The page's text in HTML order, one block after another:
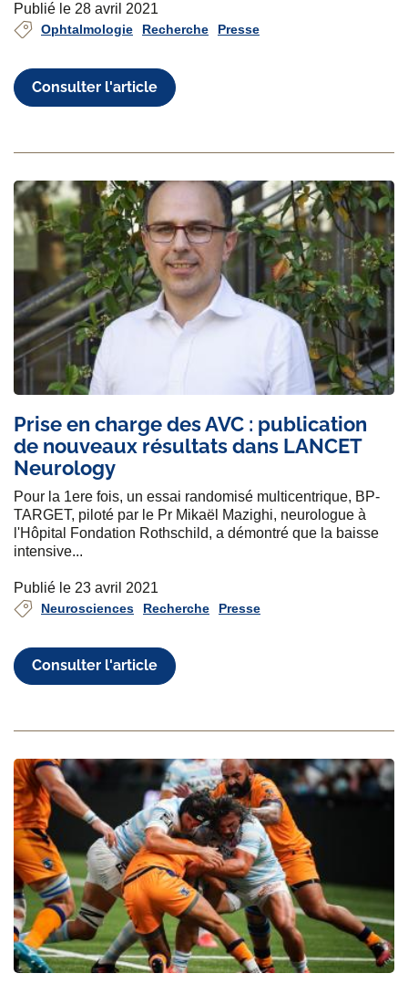
Publié le 28 avril 2021
Ophtalmologie Recherche Presse
Consulter l'article
Prise en charge des AVC : publication
de nouveaux résultats dans LANCET
Neurology
Pour la 1ere fois, un essai randomisé multicentrique, BP-
TARGET, piloté par le Pr Mikaël Mazighi, neurologue à
l'Hôpital Fondation Rothschild, a démontré que la baisse
intensive...
Publié le 23 avril 2021
Neurosciences Recherche Presse
Consulter l'article